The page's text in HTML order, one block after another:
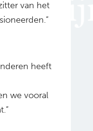
van het
heeft
we vooral